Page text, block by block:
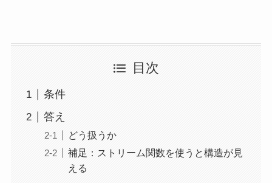
目次
条件
答え
どう扱うか
補足：ストリーム関数を使うと構造が見
える